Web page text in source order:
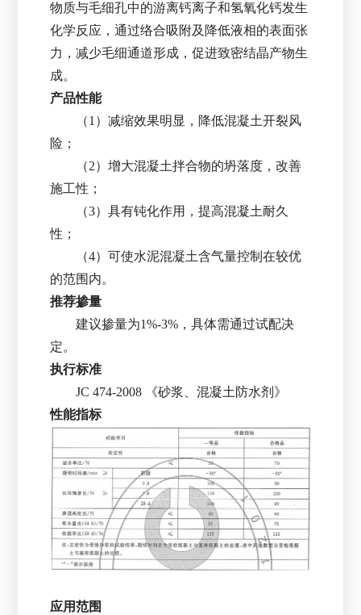
物质与毛细孔中的游离钙离子和氢氧化钙发生
化学反应，通过络合吸附及降低液相的表面张
力，减少毛细通道形成，促进致密结晶产物生
成。
产品性能
（1）减缩效果明显，降低混凝土开裂风
险；
（2）增大混凝土拌合物的坍落度，改善
施工性；
（3）具有钝化作用，提高混凝土耐久
性；
（4）可使水泥混凝土含气量控制在较优
的范围内。
推荐掺量
建议掺量为1%-3%，具体需通过试配决
定。
执行标准
JC 474-2008 《砂浆、混凝土防水剂》
性能指标
应用范围